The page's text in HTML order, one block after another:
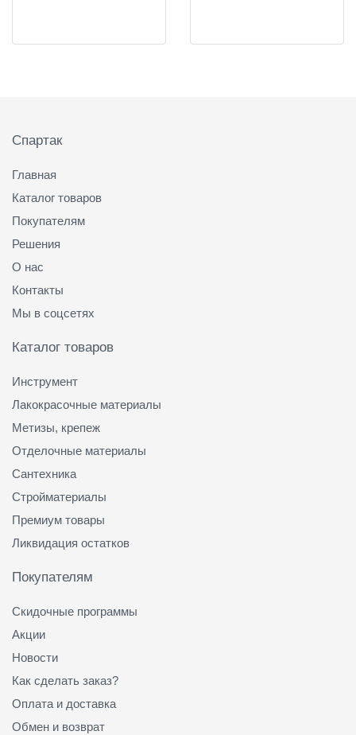
Спартак
Главная
Каталог товаров
Покупателям
Решения
О нас
Контакты
Мы в соцсетях
Каталог товаров
Инструмент
Лакокрасочные материалы
Метизы, крепеж
Отделочные материалы
Сантехника
Стройматериалы
Премиум товары
Ликвидация остатков
Покупателям
Скидочные программы
Акции
Новости
Как сделать заказ?
Оплата и доставка
Обмен и возврат